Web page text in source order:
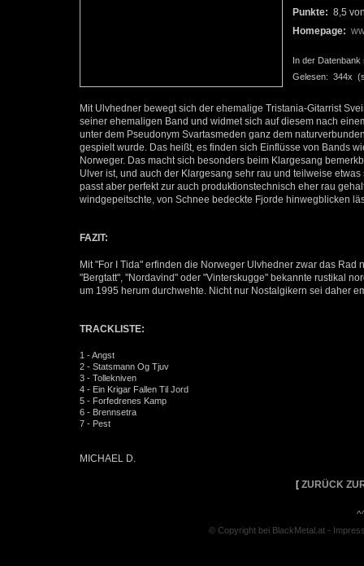
Punkte: 8,5
Homepage:
In der Datenbank
Gelesen: 344x
Mit Ulvhedner bewegt sich der ehemalige Tristania-Gitarrist
seiner ehemaligen Band und widmet sich auf diesem nach
unter dem Pseudonym Svartasmeden ganz dem
gespielt wurde. Das heißt, es finden sich Einflüsse von Bands
Norweger. Das macht sich besonders beim Klargesang
Ulver ist, und auch der Klargesang sehr rau und teilweise
passt aber perfekt zur auch produktionstechnisch eher rau
windgepeitschte, von Schnee bedeckte Fjorde hinwegblicken
FAZIT:
Mit "For I Tida" erfinden die Norweger Ulvhedner zwar das
"Bergtatt", "Nordavind" oder "Vinterskugge" bekannte rustikal
um 1995 herum durchwehte. Nicht nur Nostalgikern sei daher
TRACKLISTE:
1 - Angst
2 - Statsmann Og Tjuv
3 - Tollekniven
4 - Ein Krigar Fallen Til Jord
5 - Forfedrenes Kamp
6 - Brennsetra
7 - Pest
MICHAEL D.
[ ZURÜCK
© Copyright bei BlackMetal.at -